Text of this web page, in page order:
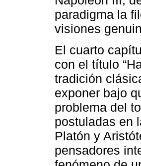
paradigma la
visiones
El cuarto
con el título
tradición
exponer bajo
problema del
postuladas en
Platón y
pensadores